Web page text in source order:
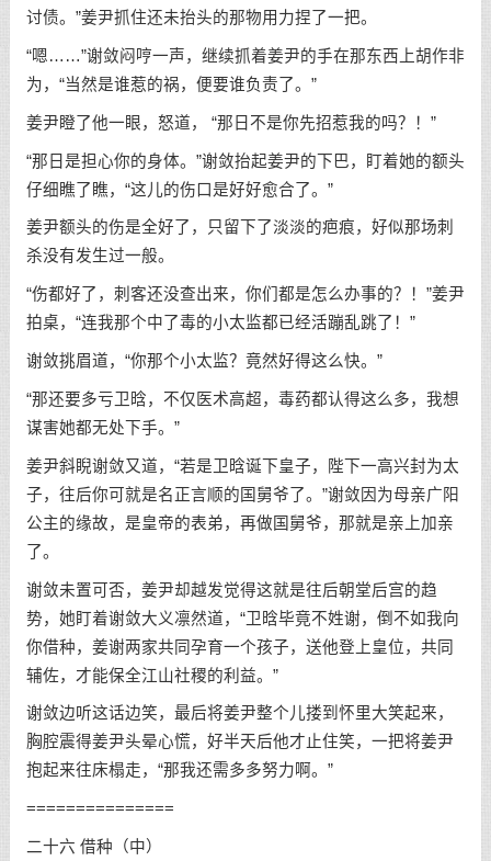
讨债。”姜尹抓住还未抬头的那物用力捏了一把。
“嗯……”谢敛闷哼一声，继续抓着姜尹的手在那东西上胡作非
为，“当然是谁惹的祸，便要谁负责了。”
姜尹瞪了他一眼，怒道， “那日不是你先招惹我的吗？！”
“那日是担心你的身体。”谢敛抬起姜尹的下巴，盯着她的额头
仔细瞧了瞧，“这儿的伤口是好好愈合了。”
姜尹额头的伤是全好了，只留下了淡淡的疤痕，好似那场刺
杀没有发生过一般。
“伤都好了，刺客还没查出来，你们都是怎么办事的？！”姜尹
拍桌，“连我那个中了毒的小太监都已经活蹦乱跳了！”
谢敛挑眉道，“你那个小太监？竟然好得这么快。”
“那还要多亏卫晗，不仅医术高超，毒药都认得这么多，我想
谋害她都无处下手。”
姜尹斜睨谢敛又道，“若是卫晗诞下皇子，陛下一高兴封为太
子，往后你可就是名正言顺的国舅爷了。”谢敛因为母亲广阳
公主的缘故，是皇帝的表弟，再做国舅爷，那就是亲上加亲
了。
谢敛未置可否，姜尹却越发觉得这就是往后朝堂后宫的趋
势，她盯着谢敛大义凛然道，“卫晗毕竟不姓谢，倒不如我向
你借种，姜谢两家共同孕育一个孩子，送他登上皇位，共同
辅佐，才能保全江山社稷的利益。”
谢敛边听这话边笑，最后将姜尹整个儿搂到怀里大笑起来，
胸腔震得姜尹头晕心慌，好半天后他才止住笑，一把将姜尹
抱起来往床榻走，“那我还需多多努力啊。”
===============
二十六 借种（中）